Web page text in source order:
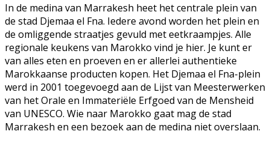
In de medina van Marrakesh heet het centrale plein van
de stad Djemaa el Fna. Iedere avond worden het plein en
de omliggende straatjes gevuld met eetkraampjes. Alle
regionale keukens van Marokko vind je hier. Je kunt er
van alles eten en proeven en er allerlei authentieke
Marokkaanse producten kopen. Het Djemaa el Fna-plein
werd in 2001 toegevoegd aan de Lijst van Meesterwerken
van het Orale en Immateriële Erfgoed van de Mensheid
van UNESCO. Wie naar Marokko gaat mag de stad
Marrakesh en een bezoek aan de medina niet overslaan.